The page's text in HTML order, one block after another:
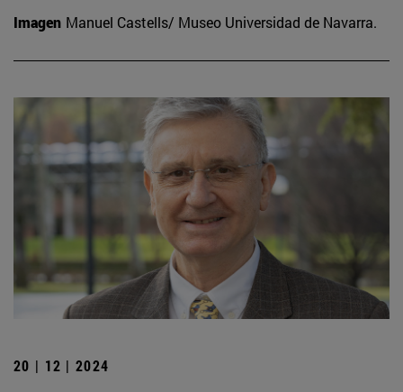
Imagen Manuel Castells/ Museo Universidad de Navarra.
20 | 12 | 2024